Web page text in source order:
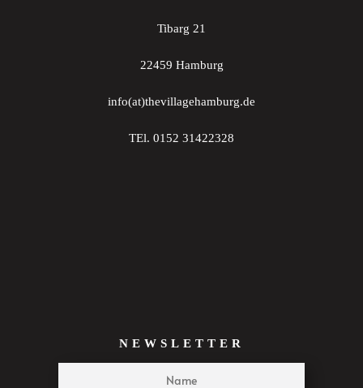
Tibarg 21
22459 Hamburg
info(at)thevillagehamburg.de
TEl. 0152 31422328
NEWSLETTER